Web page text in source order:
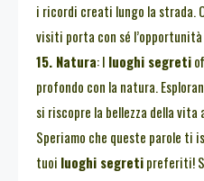
i ricordi creati lungo la strada.
visiti porta con sé
15. Natura: I luoghi segreti
profondo con la natura.
si riscopre la bellezza della vita
Speriamo che queste parole ti
tuoi luoghi segretipreferiti!